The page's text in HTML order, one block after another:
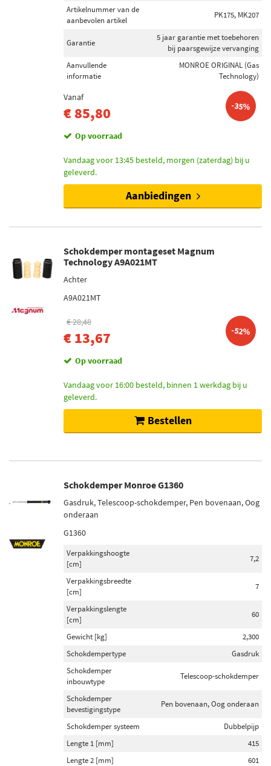
Artikelnummer van de
aanbevolen artikel
PK175, MK207
Garantie
5 jaar garantie met toebehoren
bij paarsgewijze vervanging
Aanvullende
informatie
MONROE ORIGINAL (Gas
Technology)
Vanaf
€ 85,80 -35%
Op voorraad
Vandaag voor 13:45 besteld, morgen (zaterdag) bij u
geleverd.
Aanbiedingen
Schokdemper montageset Magnum
Technology A9A021MT
Achter
A9A021MT
€ 28,48
€ 13,67 -52%
Op voorraad
Vandaag voor 16:00 besteld, binnen 1 werkdag bij u
geleverd.
Bestellen
Schokdemper Monroe G1360
Gasdruk, Telescoop-schokdemper, Pen bovenaan, Oog
onderaan
G1360
Verpakkingshoogte
[cm]
7,2
Verpakkingsbreedte
[cm]
7
Verpakkingslengte
[cm]
60
Gewicht [kg]
2,300
Schokdempertype
Gasdruk
Schokdemper
inbouwtype
Telescoop-schokdemper
Schokdemper
bevestigingstype
Pen bovenaan, Oog onderaan
Schokdemper systeem
Dubbelpijp
Lengte 1 [mm]
415
Lengte 2 [mm]
601